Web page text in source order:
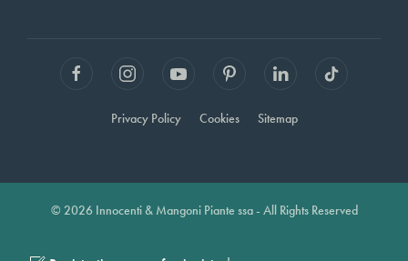
Privacy Policy Cookies Sitemap
© 2026 Innocenti & Mangoni Piante ssa - All Rights Reserved